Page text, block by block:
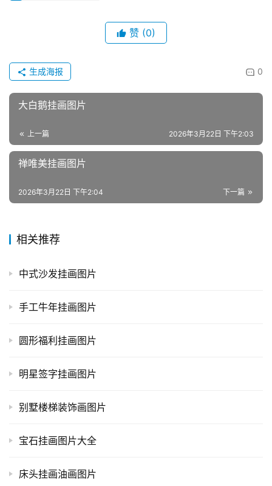
赞 (0)
0
生成海报
大白鹅挂画图片
上一篇 2026年3月22日 下午2:03
禅唯美挂画图片
下一篇
2026年3月22日 下午2:04
相关推荐
中式沙发挂画图片
手工牛年挂画图片
圆形福利挂画图片
明星签字挂画图片
别墅楼梯装饰画图片
宝石挂画图片大全
床头挂画油画图片